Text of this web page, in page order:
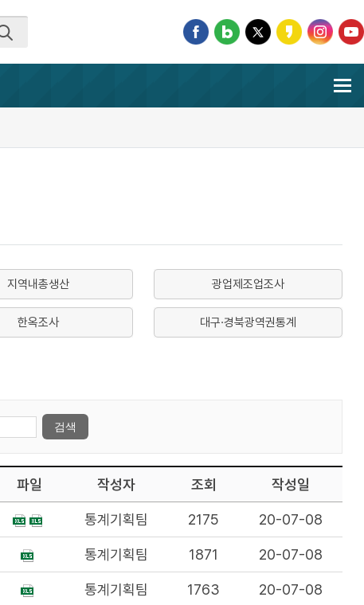
지역내총생산 광업제조업조사
한옥조사 대구·경북광역권통계
파일 작성자 조회 작성일
통계기획팀 2175 20-07-08
통계기획팀 1871 20-07-08
통계기획팀 1763 20-07-08